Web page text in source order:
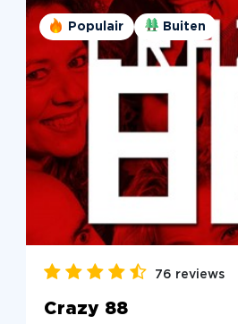
Populair Buiten
76 reviews
Crazy 88